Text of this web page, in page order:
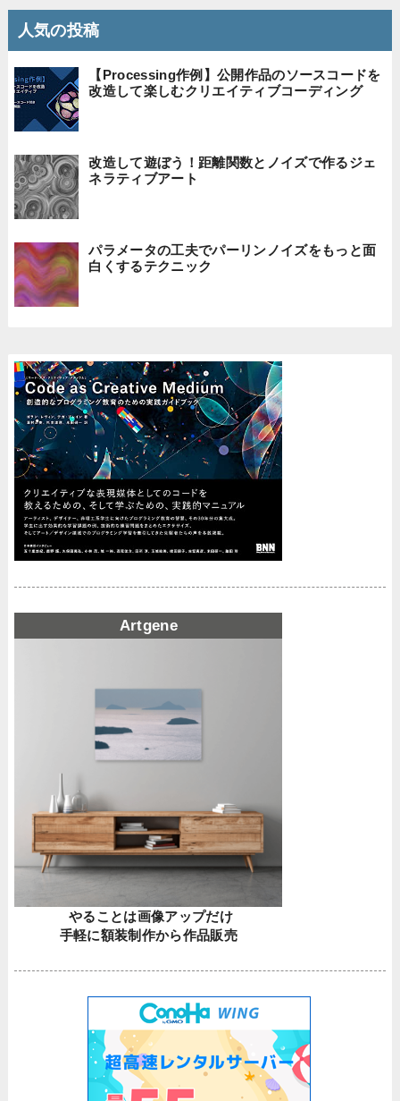
人気の投稿
【Processing作例】公開作品のソースコードを
改造して楽しむクリエイティブコーディング
改造して遊ぼう！距離関数とノイズで作るジェ
ネラティブアート
パラメータの工夫でパーリンノイズをもっと面
白くするテクニック
Artgene
やることは画像アップだけ
手軽に額装制作から作品販売